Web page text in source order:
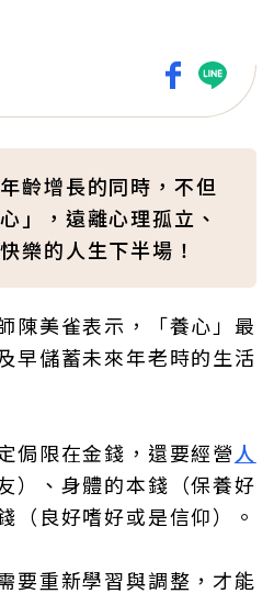
齡增長的同時，不但
」，遠離心理孤立、
樂的人生下半場！
陳美雀表示，「養心」最
早儲蓄未來年老時的生活
侷限在金錢，還要經營 人
）、身體的本錢（保養好
（良好嗜好或是信仰）。
要重新學習與調整，才能